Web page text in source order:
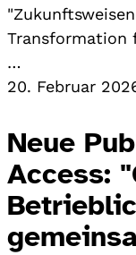
Transformation
…
20. Februar
Neue
Access: